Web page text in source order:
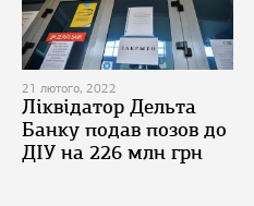
21 лютого, 2022
Ліквідатор Дельта
Банку подав позов до
ДІУ на 226 млн грн